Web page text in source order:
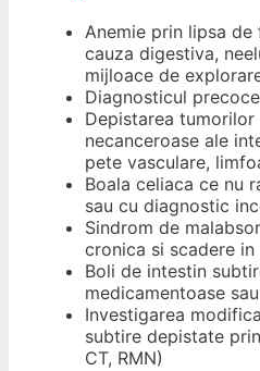
Anemie prin lipsa
cauza digestiva,
mijloace de
Diagnosticul
Depistarea tumorilor
necanceroase ale
pete vasculare,
Boala celiaca ce nu
sau cu diagnostic
Sindrom de
cronica si scadere
Boli de intestin
medicamentoase
Investigarea
subtire depistate
CT, RMN)